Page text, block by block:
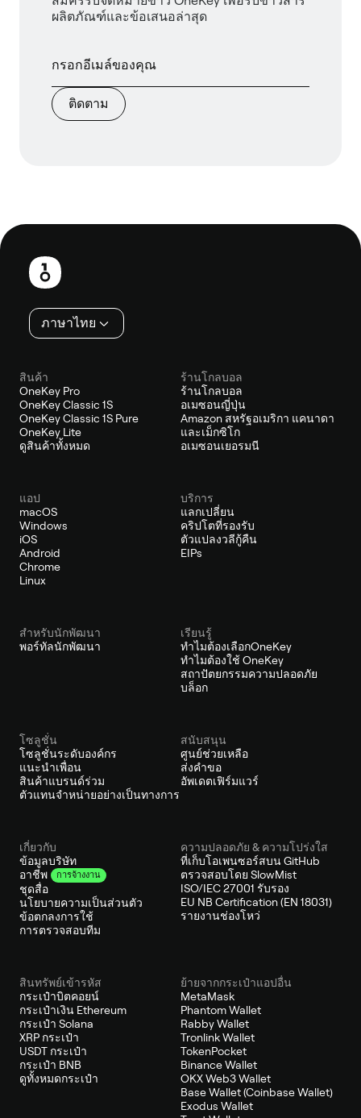
ผลิตภัณฑ์และข้อเสนอล่าสุด
ติดตาม
ส่วน
ท้าย
ภาษาไทย
สินค้า
OneKey Pro
OneKey Classic 1S
OneKey Classic 1S Pure
OneKey Lite
ดูสินค้าทั้งหมด
ร้านโกลบอล
ร้านโกลบอล
อเมซอนญี่ปุ่น
Amazon สหรัฐอเมริกา แคนาดา
และเม็กซิโก
อเมซอนเยอรมนี
แอป
macOS
Windows
iOS
Android
Chrome
Linux
บริการ
แลกเปลี่ยน
คริปโตที่รองรับ
ตัวแปลงวลีกู้คืน
EIPs
สำหรับนักพัฒนา
พอร์ทัลนักพัฒนา
เรียนรู้
ทำไมต้องเลือกOneKey
ทำไมต้องใช้ OneKey
สถาปัตยกรรมความปลอดภัย
บล็อก
โซลูชั่น
โซลูชั่นระดับองค์กร
แนะนำเพื่อน
สินค้าแบรนด์ร่วม
ตัวแทนจำหน่ายอย่างเป็นทางการ
สนับสนุน
ศูนย์ช่วยเหลือ
ส่งคำขอ
อัพเดตเฟิร์มแวร์
เกี่ยวกับ
ข้อมูลบริษัท
อาชีพ
การจ้างงาน
ชุดสื่อ
นโยบายความเป็นส่วนตัว
ข้อตกลงการใช้
การตรวจสอบทีม
ความปลอดภัย & ความโปร่งใส
ที่เก็บโอเพนซอร์สบน GitHub
ตรวจสอบโดย SlowMist
ISO/IEC 27001 รับรอง
EU NB Certification (EN 18031)
รายงานช่องโหว่
สินทรัพย์เข้ารหัส
กระเป๋าบิตคอยน์
กระเป๋าเงิน Ethereum
กระเป๋า Solana
XRP กระเป๋า
USDT กระเป๋า
กระเป๋า BNB
ดูทั้งหมดกระเป๋า
ย้ายจากกระเป๋าแอปอื่น
MetaMask
Phantom Wallet
Rabby Wallet
Tronlink Wallet
TokenPocket
Binance Wallet
OKX Web3 Wallet
Base Wallet (Coinbase Wallet)
Exodus Wallet